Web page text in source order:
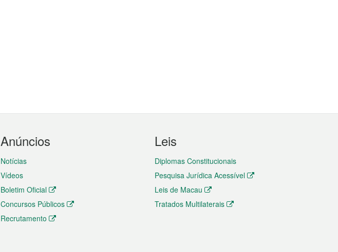
Anúncios
Notícias
Vídeos
Boletim Oficial
Concursos Públicos
Recrutamento
Leis
Diplomas Constitucionais
Pesquisa Jurídica Acessível
Leis de Macau
Tratados Multilaterais